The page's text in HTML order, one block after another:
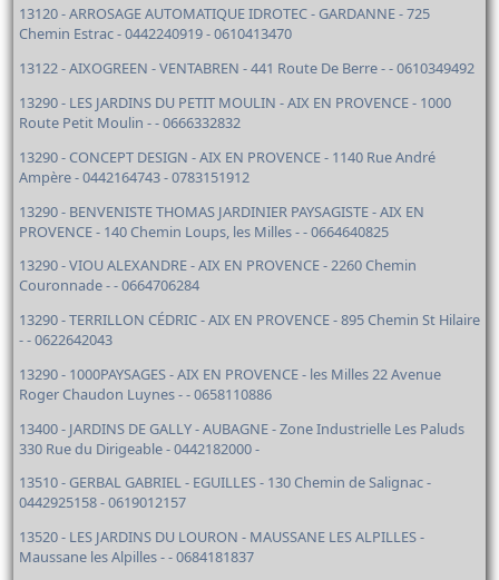
13120 - ARROSAGE AUTOMATIQUE IDROTEC - GARDANNE - 725
Chemin Estrac - 0442240919 - 0610413470
13122 - AIXOGREEN - VENTABREN - 441 Route De Berre - - 0610349492
13290 - LES JARDINS DU PETIT MOULIN - AIX EN PROVENCE - 1000
Route Petit Moulin - - 0666332832
13290 - CONCEPT DESIGN - AIX EN PROVENCE - 1140 Rue André
Ampère - 0442164743 - 0783151912
13290 - BENVENISTE THOMAS JARDINIER PAYSAGISTE - AIX EN
PROVENCE - 140 Chemin Loups, les Milles - - 0664640825
13290 - VIOU ALEXANDRE - AIX EN PROVENCE - 2260 Chemin
Couronnade - - 0664706284
13290 - TERRILLON CÉDRIC - AIX EN PROVENCE - 895 Chemin St Hilaire
- - 0622642043
13290 - 1000PAYSAGES - AIX EN PROVENCE - les Milles 22 Avenue
Roger Chaudon Luynes - - 0658110886
13400 - JARDINS DE GALLY - AUBAGNE - Zone Industrielle Les Paluds
330 Rue du Dirigeable - 0442182000 -
13510 - GERBAL GABRIEL - EGUILLES - 130 Chemin de Salignac -
0442925158 - 0619012157
13520 - LES JARDINS DU LOURON - MAUSSANE LES ALPILLES -
Maussane les Alpilles - - 0684181837